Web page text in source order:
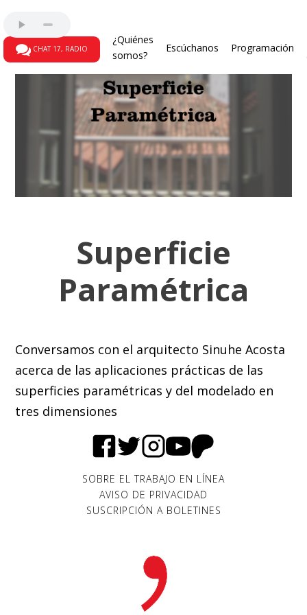
CHAT 17, RADIO
¿Quiénes
somos?
Escúchanos Programación
Superficie
Paramétrica
Conversamos con el arquitecto Sinuhe Acosta
acerca de las aplicaciones prácticas de las
superficies paramétricas y del modelado en
tres dimensiones
SOBRE EL TRABAJO EN LÍNEA
AVISO DE PRIVACIDAD
SUSCRIPCIÓN A BOLETINES